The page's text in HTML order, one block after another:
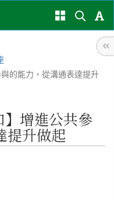
的能力，從溝通表達提升
】增進公共參
提升做起